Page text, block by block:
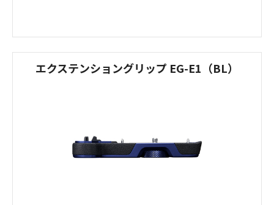
エクステンショングリップ EG-E1（BL）